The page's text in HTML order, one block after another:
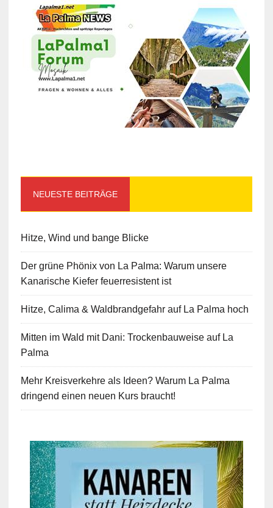
NEUESTE BEITRÄGE
Hitze, Wind und bange Blicke
Der grüne Phönix von La Palma: Warum unsere
Kanarische Kiefer feuerresistent ist
Hitze, Calima & Waldbrandgefahr auf La Palma hoch
Mitten im Wald mit Dani: Trockenbauweise auf La
Palma
Mehr Kreisverkehre als Ideen? Warum La Palma
dringend einen neuen Kurs braucht!